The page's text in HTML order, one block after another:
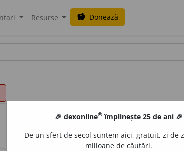
Resurse savings Donează
🎉 dexonline® împlinește 25 de ani 🎉
De un sfert de secol suntem aici, gratuit, zi de
milioane de căutări.